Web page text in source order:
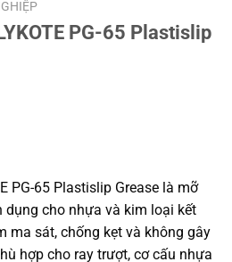
PG-65 Plastislip
PG-65 Plastislip Grease là mỡ
dụng cho nhựa và kim loại kết
ma sát, chống kẹt và không gây
hợp cho ray trượt, cơ cấu nhựa